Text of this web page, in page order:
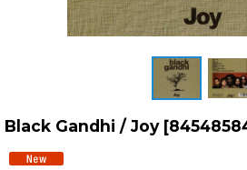
Black Gandhi / Joy [